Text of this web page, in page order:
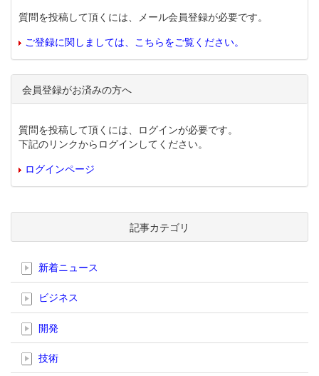
質問を投稿して頂くには、メール会員登録が必要です。
ご登録に関しましては、こちらをご覧ください。
会員登録がお済みの方へ
質問を投稿して頂くには、ログインが必要です。
下記のリンクからログインしてください。
ログインページ
記事カテゴリ
新着ニュース
ビジネス
開発
技術